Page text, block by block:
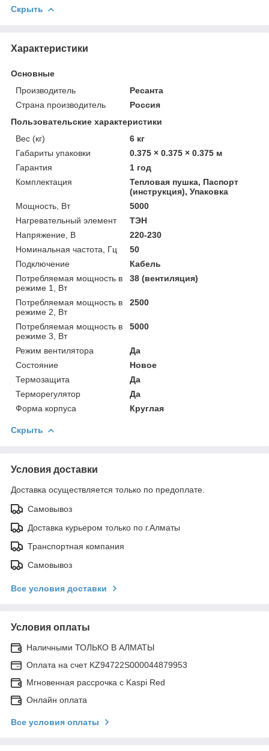
Скрыть
Характеристики
Основные
Производитель
Ресанта
Страна производитель
Россия
Пользовательские характеристики
Вес (кг)
6 кг
Габариты упаковки
0.375 × 0.375 × 0.375 м
Гарантия
1 год
Комплектация
Тепловая пушка, Паспорт
(инструкция), Упаковка
Мощность, Вт
5000
Нагревательный элемент
ТЭН
Напряжение, В
220-230
Номинальная частота, Гц
50
Подключение
Кабель
Потребляемая мощность в
режиме 1, Вт
38 (вентиляция)
Потребляемая мощность в
режиме 2, Вт
2500
Потребляемая мощность в
режиме 3, Вт
5000
Режим вентилятора
Да
Состояние
Новое
Термозащита
Да
Терморегулятор
Да
Форма корпуса
Круглая
Скрыть
Условия доставки
Доставка осуществляется только по предоплате.
Самовывоз
Доставка курьером только по г.Алматы
Транспортная компания
Самовывоз
Все условия доставки
Условия оплаты
Наличными ТОЛЬКО В АЛМАТЫ
Оплата на счет KZ94722S000044879953
Мгновенная рассрочка с Kaspi Red
Онлайн оплата
Все условия оплаты